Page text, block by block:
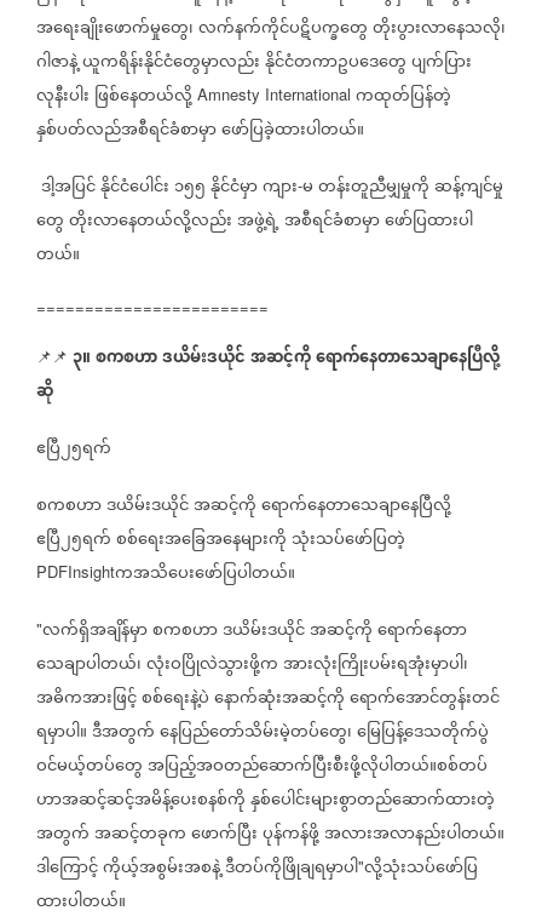
အရေးချိုးဖောက်မှုတွေ၊လက်နက်ကိုင်ပဋိပက္ခတွေတိုးပွားလာနေသလို၊
ဂါဇာနဲ့ယူကရိန်းနိုင်ငံတွေမှာလည်းနိုင်ငံတကာဥပဒေတွေပျက်ပြား
လုနီးပါး ဖြစ်နေတယ်လို့ Amnesty International ကထုတ်ပြန်တဲ့
နှစ်ပတ်လည်အစီရင်ခံစာမှာဖော်ပြခဲ့ထားပါတယ်။
ဒါ့အပြင်နိုင်ငံပေါင်း ၁၅၅နိုင်ငံမှာကျား-မတန်းတူညီမျှမှုကိုဆန့်ကျင်မှု
တွေတိုးလာနေတယ်လို့လည်းအဖွဲ့ရဲ့အစီရင်ခံစာမှာဖော်ပြထားပါ
တယ်။
========================
📌📌 ၃။စကစဟာဒယိမ်းဒယိုင်အဆင့်ကိုရောက်နေတာသေချာနေပြီလို့
ဆို
ဧပြီ၂၅ရက်
စကစဟာဒယိမ်းဒယိုင်အဆင့်ကိုရောက်နေတာသေချာနေပြီလို့
ဧပြီ၂၅ရက်စစ်ရေးအခြေအနေများကို သုံးသပ်ဖော်ပြတဲ့
PDFInsightကအသိပေးဖော်ပြပါတယ်။
"လက်ရှိအချိန်မှာစကစဟာဒယိမ်းဒယိုင်အဆင့်ကိုရောက်နေတာ
သေချာပါတယ်၊လုံးဝပြိုလဲသွားဖို့ကအားလုံးကြိုးပမ်းရအုံးမှာပါ၊
အဓိကအားဖြင့်စစ်ရေးနဲ့ပဲနောက်ဆုံးအဆင့်ကိုရောက်အောင်တွန်းတင်
ရမှာပါ။ဒီအတွက်နေပြည်တော်သိမ်းမဲ့တပ်တွေ၊မြေပြန့်ဒေသတိုက်ပွဲ
ဝင်မယ့်တပ်တွေအပြည့်အဝတည်ဆောက်ပြီးစီးဖို့လိုပါတယ်။စစ်တပ်
ဟာအဆင့်ဆင့်အမိန့်ပေးစနစ်ကိုနှစ်ပေါင်းများစွာတည်ဆောက်ထားတဲ့
အတွက်အဆင့်တခုကဖောက်ပြီးပုန်ကန်ဖို့အလားအလာနည်းပါတယ်။
ဒါကြောင့်ကိုယ့်အစွမ်းအစနဲ့ဒီတပ်ကိုဖြိုချရမှာပါ"လို့သုံးသပ်ဖော်ပြ
ထားပါတယ်။